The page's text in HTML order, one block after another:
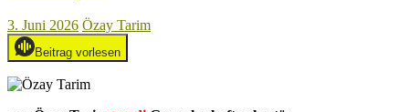
3. Juni 2026 Özay Tarim
Beitrag vorlesen